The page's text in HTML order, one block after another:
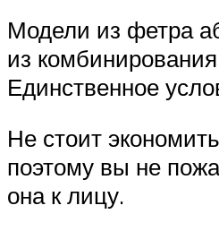
Модели из фетра
из
Единственное
Не стоит
поэтому вы не
она к лицу.